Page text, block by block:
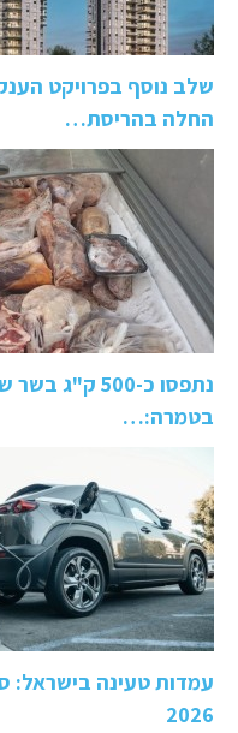
שלב נוסף בפרויקט
החלה בהריסת…
נתפסו כ-500
בטמרה:…
עמדות טעינה
2026